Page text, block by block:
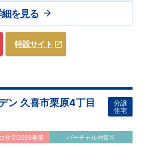
ト 敷地は、36坪～
る）​・勉強や仕事用に便利な空
による）​◆こだわりの内装！
天井 ・開放感のある
階の主寝室は、仕切れる
『浴室乾燥暖房機』​​スマート
こちら​https://www.e-
特設サイト
を見る
ン 久喜市栗原4丁目
分譲
住宅
住宅2026事業 バーチャル内覧可